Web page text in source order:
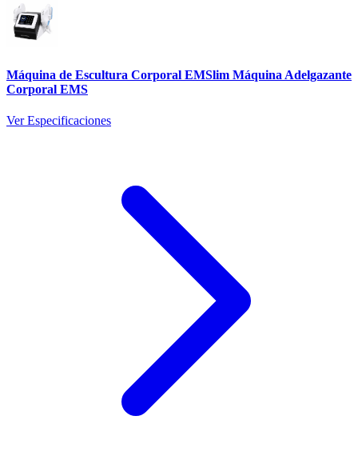
Máquina de Escultura Corporal EMSlim Máquina Adelgazante
Corporal EMS
Ver Especificaciones